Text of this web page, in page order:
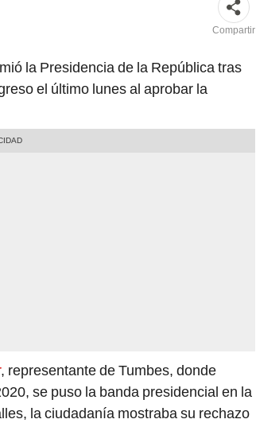
Compartir
la Presidencia de la República tras
el último lunes al aprobar la
, representante de Tumbes, donde
se puso la banda presidencial en la
la ciudadanía mostraba su rechazo